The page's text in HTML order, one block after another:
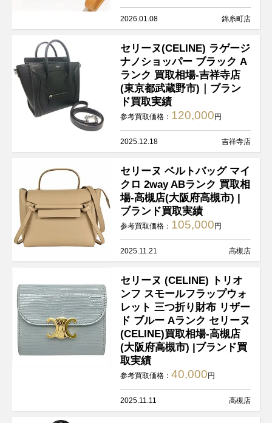
2026.01.08 錦糸町店
セリーヌ(CELINE) ラゲージ
ナノショッパー ブラック A
ランク 買取相場-吉祥寺店
(東京都武蔵野市)｜ブラン
ド買取実績
参考買取価格： 120,000 円
2025.12.18 吉祥寺店
セリーヌ ベルトバッグ マイ
クロ 2way ABランク 買取相
場-高槻店(大阪府高槻市) |
ブランド買取実績
参考買取価格： 105,000 円
2025.11.21 高槻店
セリーヌ (CELINE) トリオ
ンフ スモールフラップウォ
レット 三つ折り財布 リザー
ド ブルー Aランク セリーヌ
(CELINE)買取相場-高槻店
(大阪府高槻市) |ブランド買
取実績
参考買取価格：40,000 円
2025.11.11 高槻店